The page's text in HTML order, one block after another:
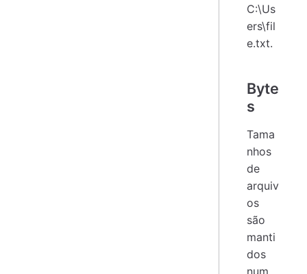
C:\Us
ers\fil
e.txt.
Byte
s
Tama
nhos
de
arquiv
os
são
manti
dos